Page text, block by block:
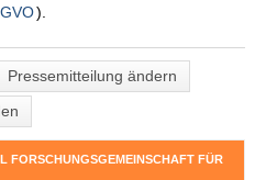
).
Pressemitteilung ändern
FORSCHUNGSGEMEINSCHAFT FÜR